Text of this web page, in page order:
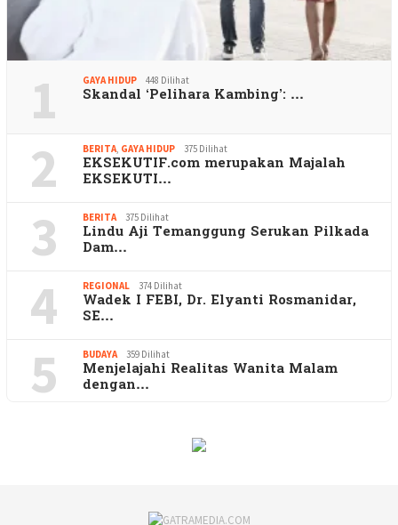
1 GAYA HIDUP 448 Dilihat
Skandal ‘Pelihara Kambing’: …
2 BERITA, GAYA HIDUP 375 Dilihat
EKSEKUTIF.com merupakan Majalah
EKSEKUTI…
3 BERITA 375 Dilihat
Lindu Aji Temanggung Serukan Pilkada
Dam…
4 REGIONAL 374 Dilihat
Wadek I FEBI, Dr. Elyanti Rosmanidar,
SE…
5 BUDAYA 359 Dilihat
Menjelajahi Realitas Wanita Malam
dengan…